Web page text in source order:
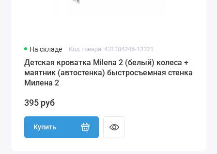
На складе Код товара: 431384246-12321
Детская кроватка Milena 2 (белый) колеса +
маятник (автостенка) быстросъемная стенка
Милена 2
395 руб
Купить